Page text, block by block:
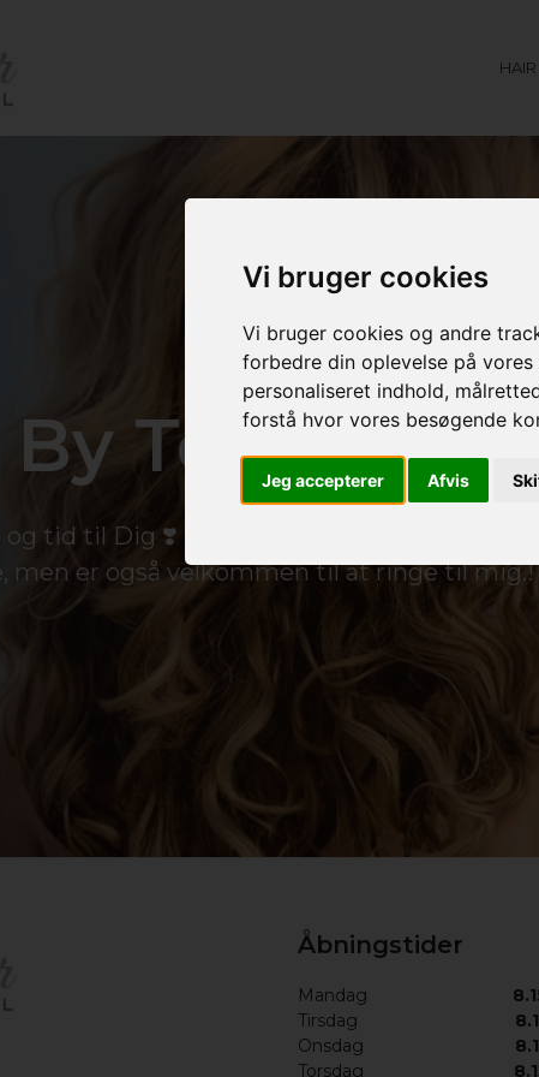
Vi bruger cookies
Vi bruger cookies og andre
forbedre din oplevelse på
personaliseret indhold,
forstå hvor vores besøgende
Jeg accepterer Afvis
Tobel
og tid til Dig ❣️ Følg med på facebook og
men er også velkommen til at ringe til
Åbningstider
Mandag
Tirsdag
Onsdag
Torsdag